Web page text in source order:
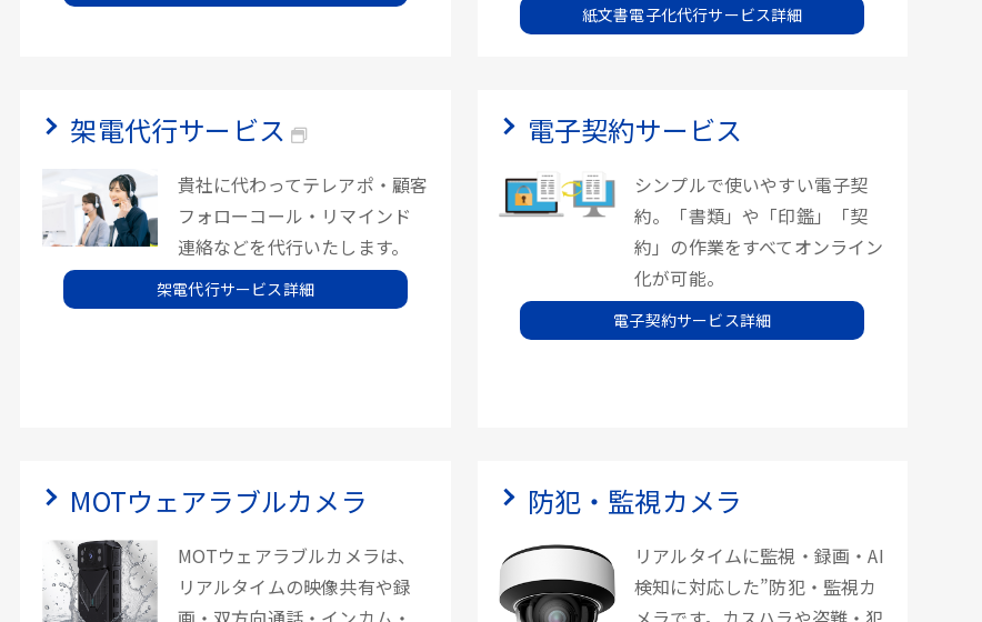
紙文書電子化代行サービス詳細
架電代行サービス
貴社に代わってテレアポ・顧客
フォローコール・リマインド
連絡などを代行いたします。
架電代行サービス詳細
電子契約サービス
シンプルで使いやすい電子契
約。「書類」や「印鑑」「契
約」の作業をすべてオンライン
化が可能。
電子契約サービス詳細
MOTウェアラブルカメラ
MOTウェアラブルカメラは、
リアルタイムの映像共有や録
防犯・監視カメラ
リアルタイムに監視・録画・AI
検知に対応した”防犯・監視カ